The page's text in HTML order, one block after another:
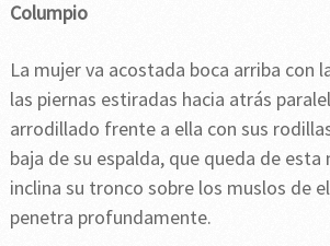
Columpio
La mujer va acostada boca arriba con
las piernas estiradas hacia atrás
arrodillado frente a ella con sus
baja de su espalda, que queda de esta
inclina su tronco sobre los muslos de
penetra profundamente.